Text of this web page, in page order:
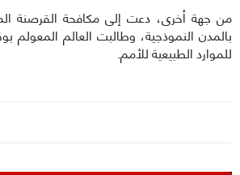
من جهة أخرى، دعت إلى مكافحة القرصنة
بالمدن النموذجية، وطالبت العالم المعولم
للموارد الطبيعية للأمم.